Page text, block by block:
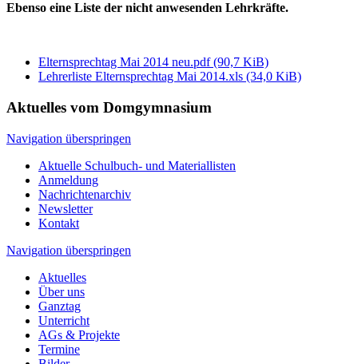
Ebenso eine Liste der nicht anwesenden Lehrkräfte.
Elternsprechtag Mai 2014 neu.pdf(90,7 KiB)
Lehrerliste Elternsprechtag Mai 2014.xls (34,0 KiB)
Aktuelles vom Domgymnasium
Navigation überspringen
Aktuelle Schulbuch- und Materiallisten
Anmeldung
Nachrichtenarchiv
Newsletter
Kontakt
Navigation überspringen
Aktuelles
Über uns
Ganztag
Unterricht
AGs & Projekte
Termine